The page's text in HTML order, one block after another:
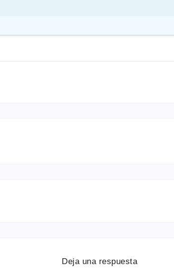
Deja una respuesta